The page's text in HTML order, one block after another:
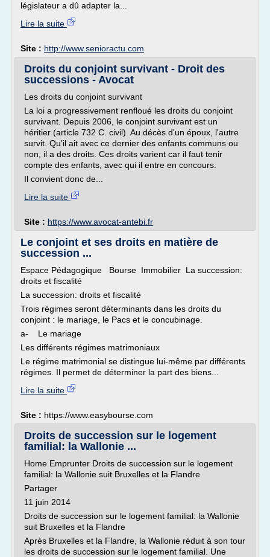
législateur a dû adapter la...
Lire la suite
Site : http://www.senioractu.com
Droits du conjoint survivant - Droit des
successions - Avocat
Les droits du conjoint survivant
La loi a progressivement renfloué les droits du conjoint
survivant. Depuis 2006, le conjoint survivant est un
héritier (article 732 C. civil). Au décès d'un époux, l'autre
survit. Qu'il ait avec ce dernier des enfants communs ou
non, il a des droits. Ces droits varient car il faut tenir
compte des enfants, avec qui il entre en concours.
Il convient donc de...
Lire la suite
Site : https://www.avocat-antebi.fr
Le conjoint et ses droits en matière de
succession ...
Espace Pédagogique Bourse Immobilier La succession:
droits et fiscalité
La succession: droits et fiscalité
Trois régimes seront déterminants dans les droits du
conjoint : le mariage, le Pacs et le concubinage.
a- Le mariage
Les différents régimes matrimoniaux
Le régime matrimonial se distingue lui-même par différents
régimes. Il permet de déterminer la part des biens...
Lire la suite
Site : https://www.easybourse.com
Droits de succession sur le logement
familial: la Wallonie ...
Home Emprunter Droits de succession sur le logement
familial: la Wallonie suit Bruxelles et la Flandre
Partager
11 juin 2014
Droits de succession sur le logement familial: la Wallonie
suit Bruxelles et la Flandre
Après Bruxelles et la Flandre, la Wallonie réduit à son tour
les droits de succession sur le logement familial. Une